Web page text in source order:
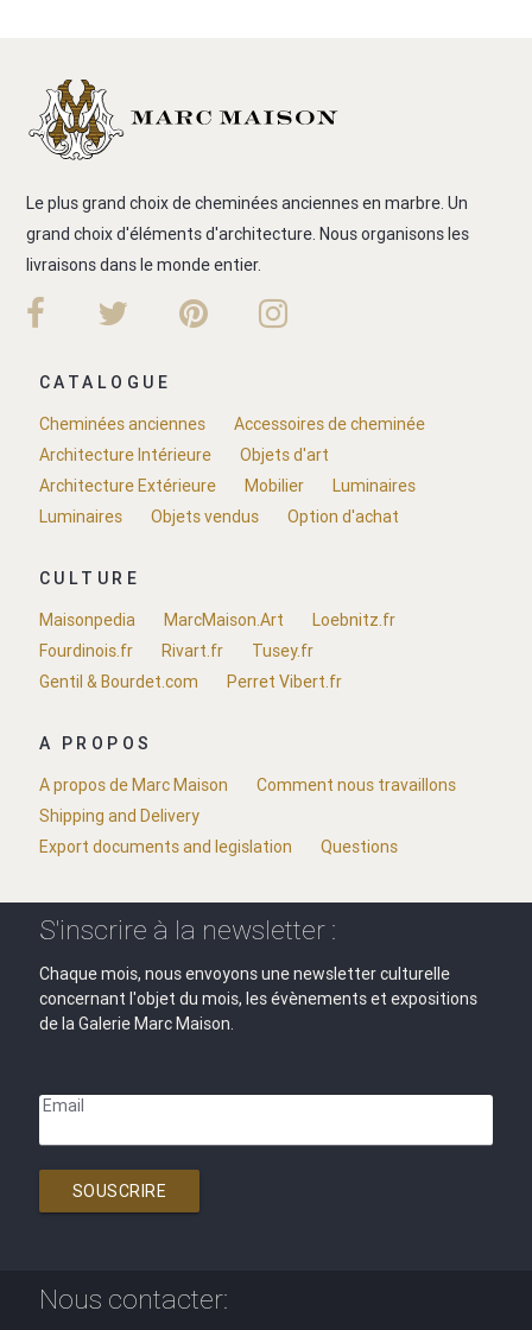
Le plus grand choix de cheminées anciennes en marbre. Un
grand choix d'éléments d'architecture. Nous organisons les
livraisons dans le monde entier.
CATALOGUE
Cheminées anciennes
Accessoires de cheminée
Architecture Intérieure
Objets d'art
Architecture Extérieure
Mobilier
Luminaires
Luminaires
Objets vendus Option d'achat
CULTURE
Maisonpedia
MarcMaison.Art
Loebnitz.fr
Fourdinois.fr
Rivart.fr
Tusey.fr
Gentil & Bourdet.com
Perret Vibert.fr
A PROPOS
A propos de Marc Maison
Comment nous travaillons
Shipping and Delivery
Export documents and legislation
Questions
S'inscrire à la newsletter :
Chaque mois, nous envoyons une newsletter culturelle
concernant l'objet du mois, les évènements et expositions
de la Galerie Marc Maison.
Email
SOUSCRIRE
Nous contacter: